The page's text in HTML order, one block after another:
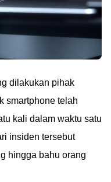
dilakukan pihak
smartphone telah
kali dalam waktu satu
insiden tersebut
hingga bahu orang